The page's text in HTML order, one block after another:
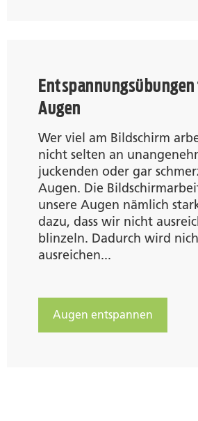
Augen
Wer viel am Bildschirm
nicht selten an
juckenden oder gar
Augen. Die
unsere Augen nämlich
dazu, dass wir nicht
blinzeln. Dadurch wird
ausreichen...
Augen entspannen